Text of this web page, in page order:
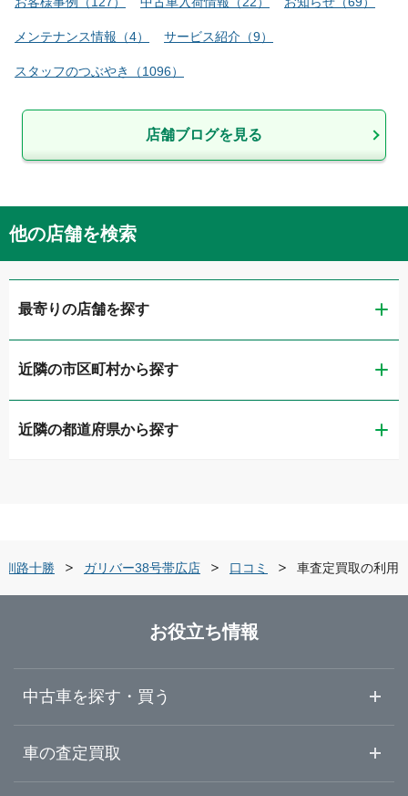
メンテナンス情報 （4） サービス紹介 （9）
スタッフのつぶやき （1096）
店舗ブログを見る
他の店舗を検索
最寄りの店舗を探す
ガリバー38号釧路店
ガリバー帯広西七条店
ガリバー38号帯広店
ガリバー44号釧路店
近隣の市区町村から探す
釧路市
釧路・根室
近隣の都道府県から探す
釧路十勝 ガリバー38号帯広店 口コミ 車査定買取の利用
お役立ち情報
中古車を探す・買う
中古車情報・中古車検索
車の査定買取